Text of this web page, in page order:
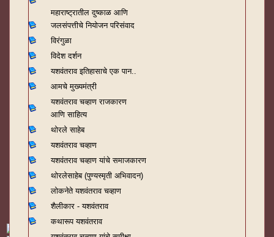
महाराष्ट्रातील दुष्काळ आणि
जलसंपत्तीचे नियोजन परिसंवाद
विरंगुळा
विदेश दर्शन
यशवंतराव इतिहासाचे एक पान..
आमचे मुख्यमंत्री
यशवंतराव चव्हाण राजकारण
आणि साहित्य
थोरले साहेब
यशवंतराव चव्हाण
यशवंतराव चव्हाण यांचे समाजकारण
थोरलेसाहेब (पुण्यस्मृती अभिवादन)
लोकनेते यशवंतराव चव्हाण
शैलीकार - यशवंतराव
कथारूप यशवंतराव